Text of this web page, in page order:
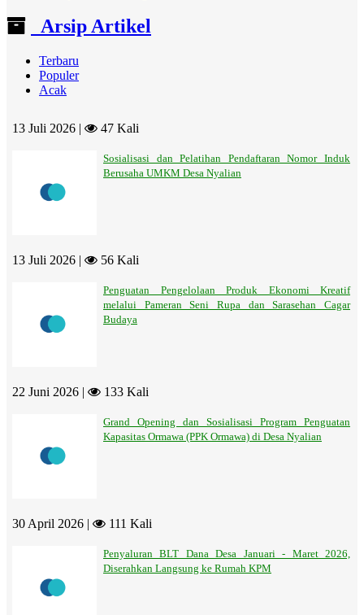
Arsip Artikel
Terbaru
Populer
Acak
13 Juli 2026 | 47 Kali
Sosialisasi dan Pelatihan Pendaftaran Nomor Induk
Berusaha UMKM Desa Nyalian
13 Juli 2026 | 56 Kali
Penguatan Pengelolaan Produk Ekonomi Kreatif
melalui Pameran Seni Rupa dan Sarasehan Cagar
Budaya
22 Juni 2026 | 133 Kali
Grand Opening dan Sosialisasi Program Penguatan
Kapasitas Ormawa (PPK Ormawa) di Desa Nyalian
30 April 2026 | 111 Kali
Penyaluran BLT Dana Desa Januari - Maret 2026,
Diserahkan Langsung ke Rumah KPM